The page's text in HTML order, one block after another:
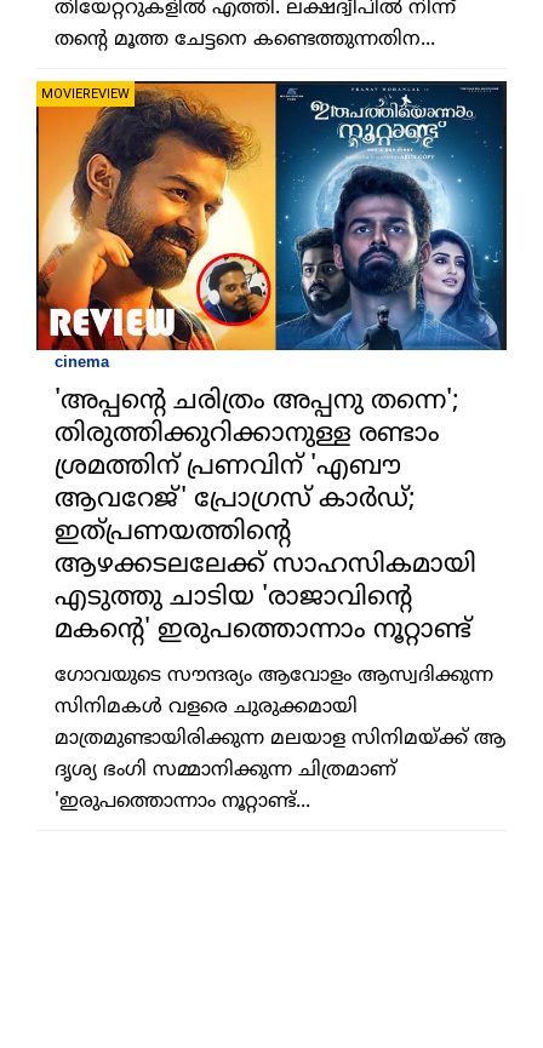
തിയേറ്ററുകളില്‍ എത്തി. ലക്ഷദ്വീപില്‍ നിന്ന്
തന്റെ മൂത്ത ചേട്ടനെ കണ്ടെത്തുന്നതിന...
MOVIEREVIEW
cinema
'അപ്പന്റെ ചരിത്രം അപ്പനു തന്നെ';
തിരുത്തിക്കുറിക്കാനുള്ള രണ്ടാം
ശ്രമത്തിന് പ്രണവിന് 'എബൗ
ആവറേജ്' പ്രോഗ്രസ് കാര്‍ഡ്;
ഇത്പ്രണയത്തിന്റെ
ആഴക്കടലലേക്ക് സാഹസികമായി
എടുത്തു ചാടിയ 'രാജാവിന്റെ
മകന്റെ' ഇരുപത്തൊന്നാം നൂറ്റാണ്ട്‌
ഗോവയുടെ സൗന്ദര്യം ആവോളം ആസ്വദിക്കുന്ന
സിനിമകള്‍ വളരെ ചുരുക്കമായി
മാത്രമുണ്ടായിരിക്കുന്ന മലയാള സിനിമയ്ക്ക് ആ
ദൃശ്യ ഭംഗി സമ്മാനിക്കുന്ന ചിത്രമാണ്
'ഇരുപത്തൊന്നാം നൂറ്റാണ്ട്...